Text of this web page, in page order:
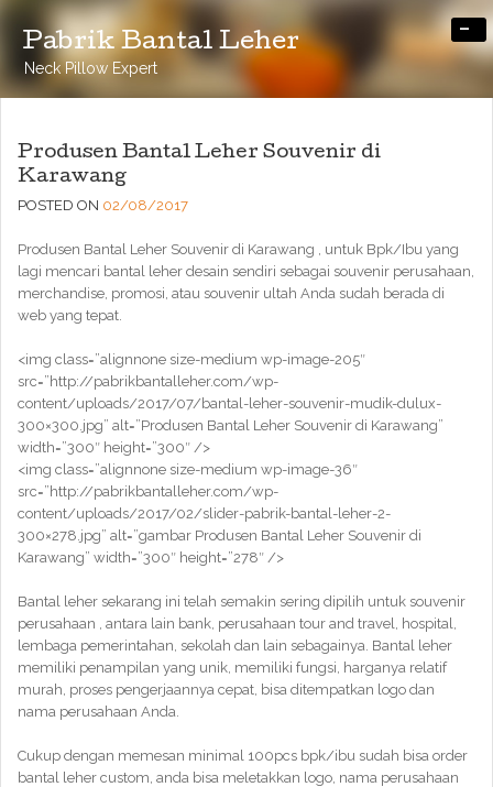
Pabrik Bantal Leher
Neck Pillow Expert
-
Produsen Bantal Leher Souvenir di
Karawang
POSTED ON 02/08/2017
Produsen Bantal Leher Souvenir di Karawang , untuk Bpk/Ibu yang
lagi mencari bantal leher desain sendiri sebagai souvenir perusahaan,
merchandise, promosi, atau souvenir ultah Anda sudah berada di
web yang tepat.
<img class=”alignnone size-medium wp-image-205″
src=”http://pabrikbantalleher.com/wp-
content/uploads/2017/07/bantal-leher-souvenir-mudik-dulux-
300×300.jpg” alt=”Produsen Bantal Leher Souvenir di Karawang”
width=”300″ height=”300″ />
<img class=”alignnone size-medium wp-image-36″
src=”http://pabrikbantalleher.com/wp-
content/uploads/2017/02/slider-pabrik-bantal-leher-2-
300×278.jpg” alt=”gambar Produsen Bantal Leher Souvenir di
Karawang” width=”300″ height=”278″ />
Bantal leher sekarang ini telah semakin sering dipilih untuk souvenir
perusahaan , antara lain bank, perusahaan tour and travel, hospital,
lembaga pemerintahan, sekolah dan lain sebagainya. Bantal leher
memiliki penampilan yang unik, memiliki fungsi, harganya relatif
murah, proses pengerjaannya cepat, bisa ditempatkan logo dan
nama perusahaan Anda.
Cukup dengan memesan minimal 100pcs bpk/ibu sudah bisa order
bantal leher custom, anda bisa meletakkan logo, nama perusahaan